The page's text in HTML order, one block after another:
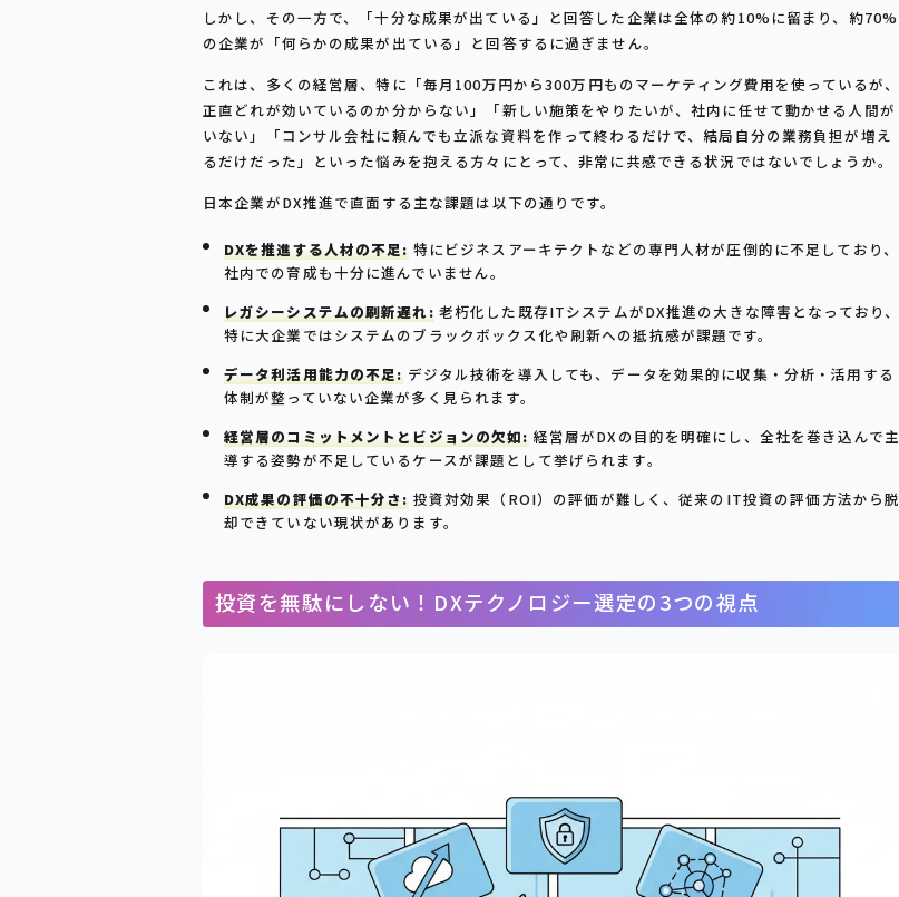
しかし、その一方で、「十分な成果が出ている」と回答した企業は全体の約10%に留まり、約70%
の企業が「何らかの成果が出ている」と回答するに過ぎません。
これは、多くの経営層、特に「毎月100万円から300万円ものマーケティング費用を使っているが、
正直どれが効いているのか分からない」「新しい施策をやりたいが、社内に任せて動かせる人間が
いない」「コンサル会社に頼んでも立派な資料を作って終わるだけで、結局自分の業務負担が増え
るだけだった」といった悩みを抱える方々にとって、非常に共感できる状況ではないでしょうか。
日本企業がDX推進で直面する主な課題は以下の通りです。
DXを推進する人材の不足: 特にビジネスアーキテクトなどの専門人材が圧倒的に不足しており、
社内での育成も十分に進んでいません。
レガシーシステムの刷新遅れ: 老朽化した既存ITシステムがDX推進の大きな障害となっており、
特に大企業ではシステムのブラックボックス化や刷新への抵抗感が課題です。
データ利活用能力の不足: デジタル技術を導入しても、データを効果的に収集・分析・活用する
体制が整っていない企業が多く見られます。
経営層のコミットメントとビジョンの欠如: 経営層がDXの目的を明確にし、全社を巻き込んで主
導する姿勢が不足しているケースが課題として挙げられます。
DX成果の評価の不十分さ: 投資対効果（ROI）の評価が難しく、従来のIT投資の評価方法から脱
却できていない現状があります。
投資を無駄にしない！DXテクノロジー選定の3つの視点